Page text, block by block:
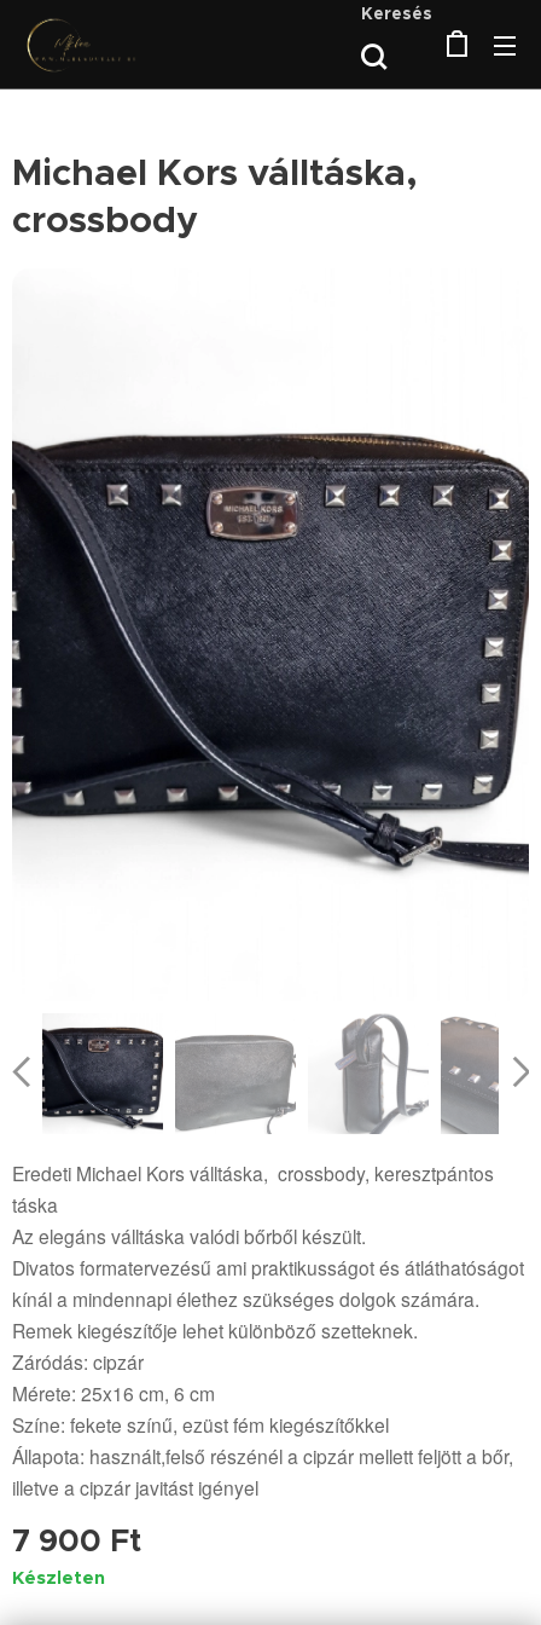
Keresés
Michael Kors válltáska,
crossbody
Eredeti Michael Kors válltáska, crossbody, keresztpántos
táska
Az elegáns válltáska valódi bőrből készült.
Divatos formatervezésű ami praktikusságot és átláthatóságot
kínál a mindennapi élethez szükséges dolgok számára.
Remek kiegészítője lehet különböző szetteknek.
Záródás: cipzár
Mérete: 25x16 cm, 6 cm
Színe: fekete színű, ezüst fém kiegészítőkkel
Állapota: használt,felső részénél a cipzár mellett feljött a bőr,
illetve a cipzár javitást igényel
7 900 Ft
Készleten